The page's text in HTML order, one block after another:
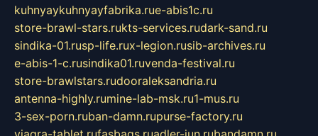
kuhnyaykuhnyayfabrika.rue-abis1c.ru
store-brawl-stars.rukts-services.rudark-sand.ru
sindika-01.rusp-life.rux-legion.rusib-archives.ru
e-abis-1-c.rusindika01.ruvenda-festival.ru
store-brawlstars.rudooraleksandria.ru
antenna-highly.rumine-lab-msk.ru1-mus.ru
3-sex-porn.ruban-damn.rupurse-factory.ru